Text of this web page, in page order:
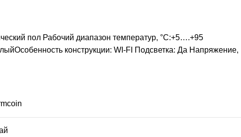
пол Рабочий диапазон температур, °С:+5….+95
конструкции: WI-FI Подсветка: Да Напряжение,